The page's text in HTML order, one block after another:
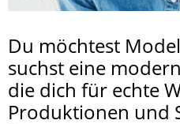
Du möchtest
suchst eine
die dich für echte
Produktionen und